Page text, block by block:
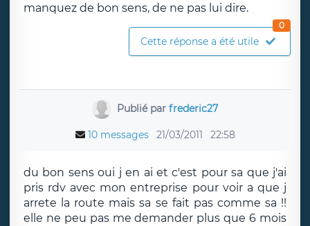
manquez de bon sens, de ne pas lui dire.
Cette réponse a été utile
0
Publié par frederic27
10 messages 21/03/2011 22:58
du bon sens oui j en ai et c'est pour sa que j'ai
pris rdv avec mon entreprise pour voir a que j
arrete la route mais sa se fait pas comme sa !!
elle ne peu pas me demander plus que 6 mois